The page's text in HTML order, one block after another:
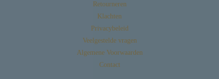
Retourneren
Klachten
Privacybeleid
Veelgestelde vragen
Algemene Voorwaarden
Contact